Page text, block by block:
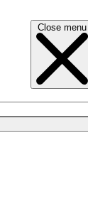
Close menu